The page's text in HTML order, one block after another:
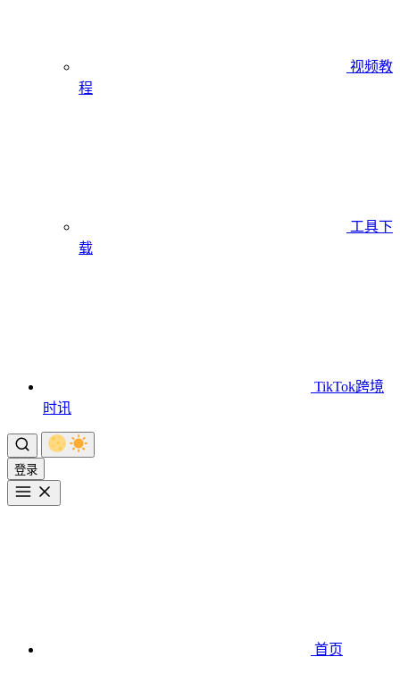
视频教
程
工具下
载
TikTok跨境
时讯
登录
首页